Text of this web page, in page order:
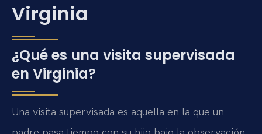
Virginia
¿Qué es una visita supervisada
en Virginia?
Una visita supervisada es aquella en la que un